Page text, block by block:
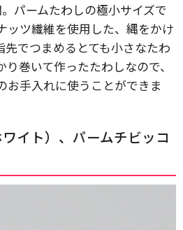
パームたわしの極小サイズで
ッツ繊維を使用した、縄をかけ
先でつまめるとても小さなたわ
巻いて作ったたわしなので、
お手入れに使うことができま
イト）、パームチビッコ